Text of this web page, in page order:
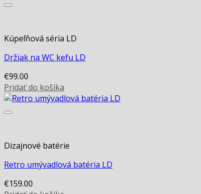
Kúpeľňová séria LD
Držiak na WC kefu LD
€99.00
Pridať do košíka
Dizajnové batérie
Retro umývadlová batéria LD
€159.00